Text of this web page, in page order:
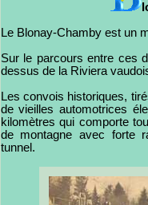
Le Blonay-Chamby est un
Sur le parcours entre ces
dessus de la Riviera
Les convois historiques,
de vieilles automotrices
kilomètres qui comporte
de montagne avec forte
tunnel.